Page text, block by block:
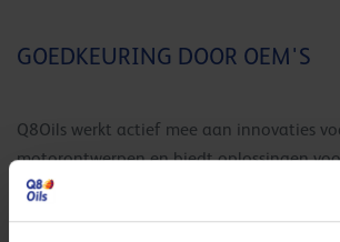
GOEDKEURING DOOR OEM'S
Q8Oils werkt actief mee aan innovaties
motorontwerpen en biedt oplossingen
markt. Dankzij onze bevoorrechte relaties
we goedkeuringen voor onze producten